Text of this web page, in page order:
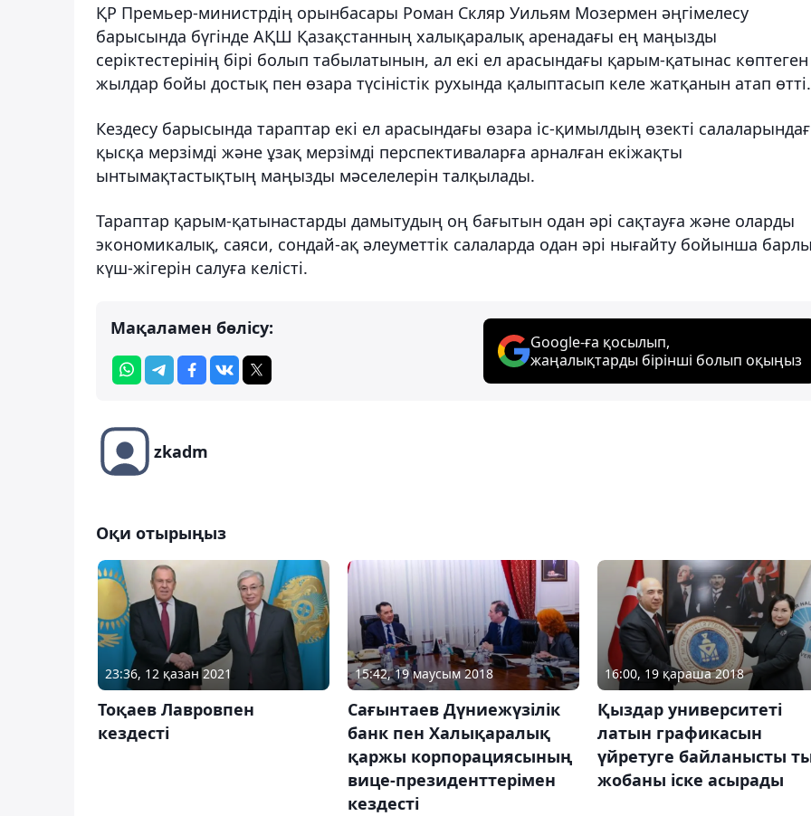
ҚР Премьер-министрдің орынбасары Роман Скляр Уильям Мозермен әңгімелесу
барысында бүгінде АҚШ Қазақстанның халықаралық аренадағы ең маңызды
серіктестерінің бірі болып табылатынын, ал екі ел арасындағы қарым-қатынас көптеген
жылдар бойы достық пен өзара түсіністік рухында қалыптасып келе жатқанын атап өтті.
Кездесу барысында тараптар екі ел арасындағы өзара іс-қимылдың өзекті
қысқа мерзімді және ұзақ мерзімді перспективаларға арналған екіжақты
ынтымақтастықтың маңызды мәселелерін талқылады.
Тараптар қарым-қатынастарды дамытудың оң бағытын одан әрі сақтауға және оларды
экономикалық, саяси, сондай-ақ әлеуметтік салаларда одан әрі нығайту бойынша
күш-жігерін салуға келісті.
Мақаламен бөлісу:
Google-ға қосылып,
жаңалықтарды бірінші болып оқыңыз
zkadm
Оқи отырыңыз
23:36, 12 қазан 2021
Тоқаев Лавровпен
кездесті
15:42, 19 маусым 2018
Сағынтаев Дүниежүзілік
банк пен Халықаралық
қаржы корпорациясының
вице-президенттерімен
кездесті
16:00, 19 қараша 2018
Қыздар университеті
латын графикасын
үйретуге байланысты
жобаны іске асырады